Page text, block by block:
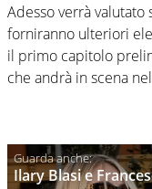
Adesso verrà
forniranno ulteriori
il primo capitolo
che andrà in scena
Ilary Blasi e